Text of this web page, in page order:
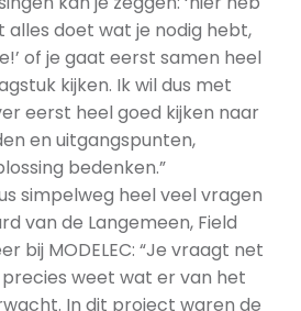
doet wat je nodig hebt,
of je gaat eerst samen heel
kijken. Ik wil dus met
eerst heel goed kijken naar
en uitgangspunten,
bedenken.”
simpelweg heel veel vragen
van de Langemeen, Field
bij MODELEC: “Je vraagt net
weet wat er van het
In dit project waren de